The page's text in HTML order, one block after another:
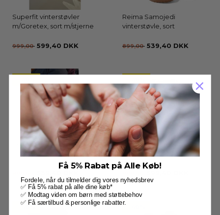
Superfit vinterstøvler
m/Goretex, sort m/stjerne
999,00 599,40 DKK
Reima Samojedi
vinterstøvle, sort
899,00 539,40 DKK
Reima Samojedi
vinterstøvle, jam red
Reima Laplander
vinterstøvle, sort
- 40%
Få 5% Rabat på Alle Køb!
Fordele, når du tilmelder dig vores nyhedsbrev
✅ Få 5% rabat på alle dine køb*
✅ Modtag viden om børn med støttebehov
✅ Få særtilbud & personlige rabatter.